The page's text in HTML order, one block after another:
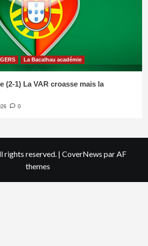
La Bacalhau académie
(2-1) La VAR croasse mais la
0
reserved. | CoverNews par AF
themes